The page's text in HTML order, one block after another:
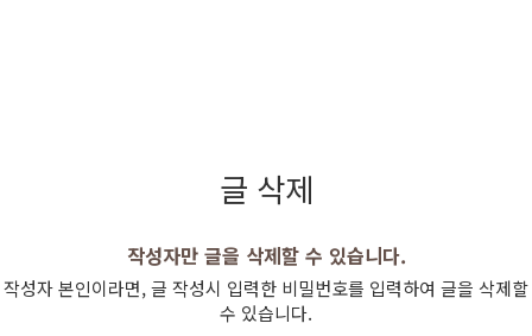
글 삭제
작성자만 글을 삭제할 수 있습니다.
작성자 본인이라면, 글 작성시 입력한 비밀번호를 입력하여 글을 삭제할
수 있습니다.